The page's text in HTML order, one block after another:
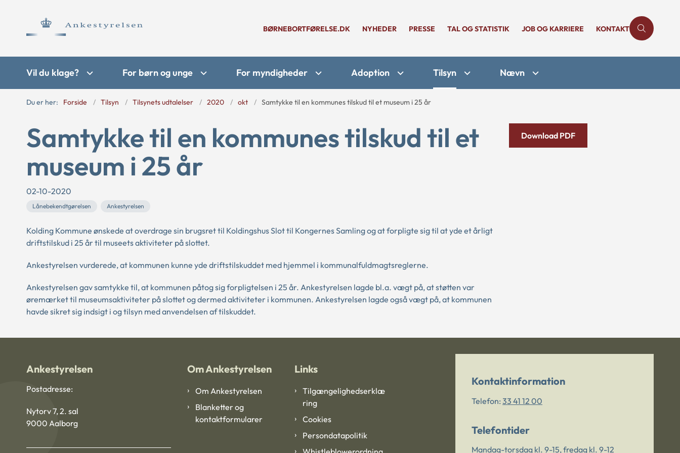
BØRNEBORTFØRELSE.DK NYHEDER PRESSE TAL OG STATISTIK JOB OG KARRIERE KONTAKT
Vil du klage? For børn og unge For myndigheder Adoption Tilsyn Nævn
Du er her: Forside Tilsyn Tilsynets udtalelser 2020 okt Samtykke til en kommunes tilskud til et museum i 25 år
Samtykke til en kommunes tilskud til et
museum i 25 år
02-10-2020
Lånebekendtgørelsen Ankestyrelsen
Kolding Kommune ønskede at overdrage sin brugsret til Koldingshus Slot til Kongernes Samling og at forpligte sig til at yde et årligt
driftstilskud i 25 år til museets aktiviteter på slottet.
Ankestyrelsen vurderede, at kommunen kunne yde driftstilskuddet med hjemmel i kommunalfuldmagtsreglerne.
Ankestyrelsen gav samtykke til, at kommunen påtog sig forpligtelsen i 25 år. Ankestyrelsen lagde bl.a. vægt på, at støtten var
øremærket til museumsaktiviteter på slottet og dermed aktiviteter i kommunen. Ankestyrelsen lagde også vægt på, at kommunen
havde sikret sig indsigt i og tilsyn med anvendelsen af tilskuddet.
Download PDF
Ankestyrelsen
Postadresse:
Nytorv 7, 2. sal
9000 Aalborg
Om Ankestyrelsen
Om Ankestyrelsen
Blanketter og
kontaktformularer
Links
Tilgængelighedserklæ
ring
Cookies
Persondatapolitik
Kontaktinformation
Telefon: 33 41 12 00
Telefontider
Mandag-torsdag kl. 9-15, fredag kl. 9-12